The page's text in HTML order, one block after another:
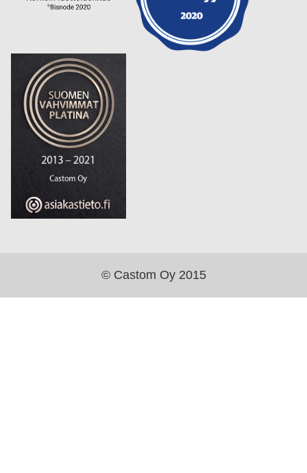
© Castom Oy 2015